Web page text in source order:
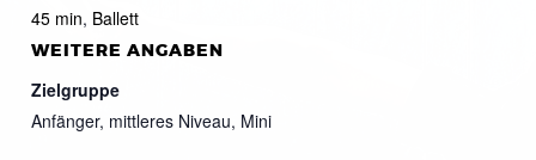
45 min, Ballett
WEITERE ANGABEN
Zielgruppe
Anfänger, mittleres Niveau, Mini